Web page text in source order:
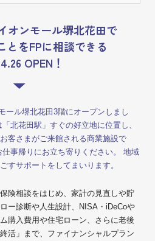
オンモール堺北花田で
とをFPに相談できる
OPEN！
ール堺北花田3階にオープンしまし
北花田駅」すぐの好立地に位置し、
客さまがご来館される商業施設で
事帰りにお立ち寄りください。 地域
すサポートをしてまいります。
険相談をはじめ、家計の見直しや貯
ー診断や人生設計、NISA・iDeCoや
購入費用や住宅ローン、さらに老後
活」まで、ファイナンシャルプラン